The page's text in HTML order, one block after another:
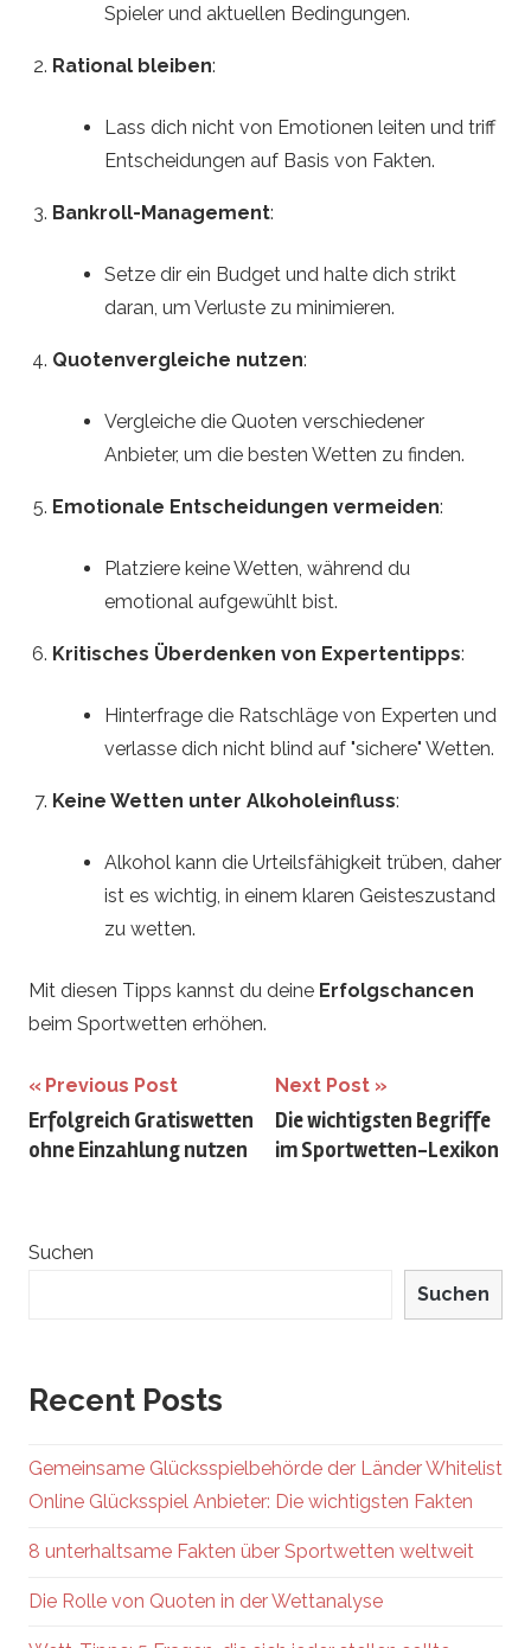
Spieler und aktuellen Bedingungen.
Rational bleiben:
Lass dich nicht von Emotionen leiten und triff
Entscheidungen auf Basis von Fakten.
Bankroll-Management:
Setze dir ein Budget und halte dich strikt
daran, um Verluste zu minimieren.
Quotenvergleiche nutzen:
Vergleiche die Quoten verschiedener
Anbieter, um die besten Wetten zu finden.
Emotionale Entscheidungen vermeiden:
Platziere keine Wetten, während du
emotional aufgewühlt bist.
Kritisches Überdenken von Expertentipps:
Hinterfrage die Ratschläge von Experten und
verlasse dich nicht blind auf "sichere" Wetten.
Keine Wetten unter Alkoholeinfluss:
Alkohol kann die Urteilsfähigkeit trüben, daher
ist es wichtig, in einem klaren Geisteszustand
zu wetten.
Mit diesen Tipps kannst du deine Erfolgschancen
beim Sportwetten erhöhen.
Beitrags-
Navigation
Previous Post
Erfolgreich Gratiswetten
ohne Einzahlung nutzen
Next Post
Die wichtigsten Begriffe
im Sportwetten-Lexikon
Suchen
Suchen
Recent Posts
Gemeinsame Glücksspielbehörde der Länder Whitelist
Online Glücksspiel Anbieter: Die wichtigsten Fakten
8 unterhaltsame Fakten über Sportwetten weltweit
Die Rolle von Quoten in der Wettanalyse